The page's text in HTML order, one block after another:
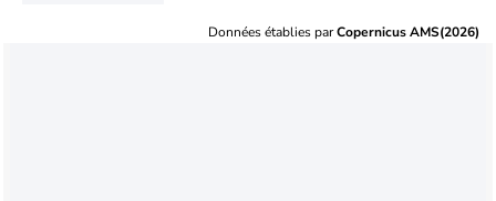
Données établies parCopernicus AMS(2026)